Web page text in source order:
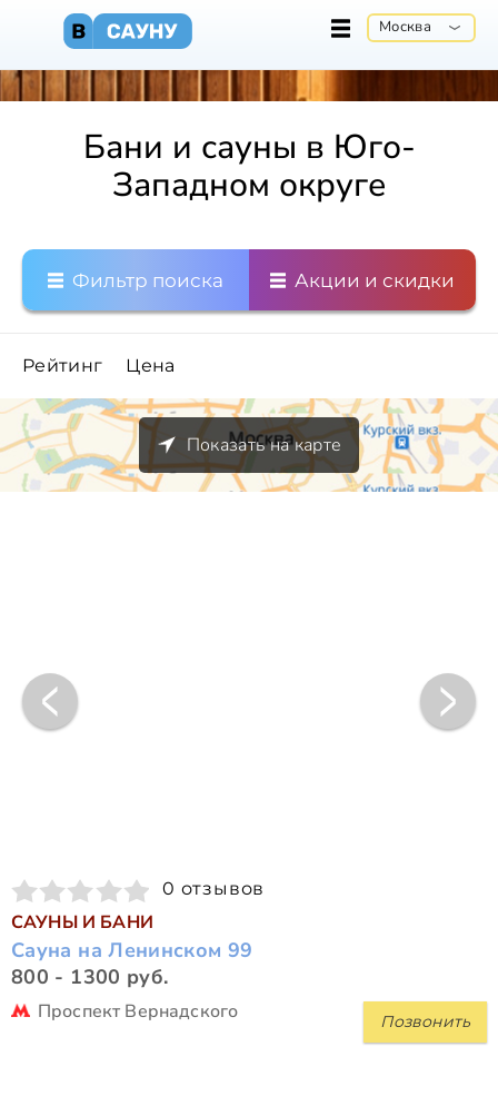
Москва
Бани и сауны в Юго-
Западном округе
Фильтр поиска Акции и скидки
Рейтинг Цена
Показать на карте
0 отзывов
САУНЫ И БАНИ
Сауна на Ленинском 99
800 - 1300 руб.
Позвонить
Проспект Вернадского